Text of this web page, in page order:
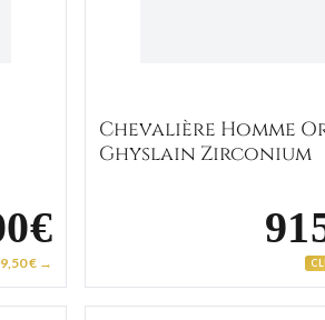
€ →
Chevalière Homme
Ghyslain Zirconium